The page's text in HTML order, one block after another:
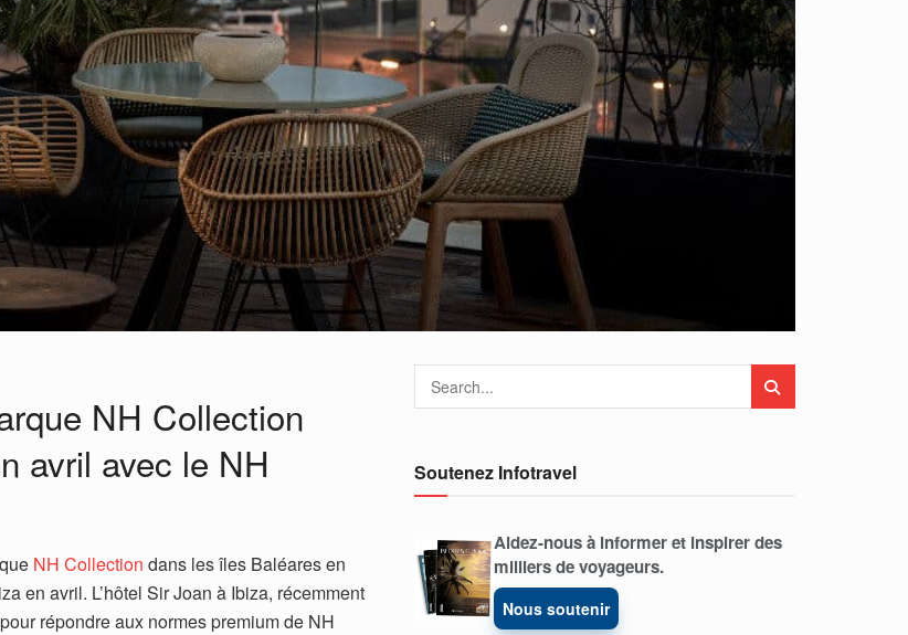
NH Collection
avril avec le NH
NH Collection dans les îles Baléares en
en avril. L’hôtel Sir Joan à Ibiza, récemment
répondre aux normes premium de NH
Soutenez Infotravel
Aidez-nous à informer et inspirer des
milliers de voyageurs.
Nous soutenir